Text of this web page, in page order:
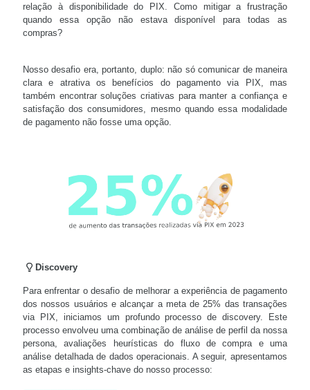
relação à disponibilidade do PIX. Como mitigar a frustração
quando essa opção não estava disponível para todas as
compras?
Nosso desafio era, portanto, duplo: não só comunicar de maneira
clara e atrativa os benefícios do pagamento via PIX, mas
também encontrar soluções criativas para manter a confiança e
satisfação dos consumidores, mesmo quando essa modalidade
de pagamento não fosse uma opção.
Discovery
Para enfrentar o desafio de melhorar a experiência de pagamento
dos nossos usuários e alcançar a meta de 25% das transações
via PIX, iniciamos um profundo processo de discovery. Este
processo envolveu uma combinação de análise de perfil da nossa
persona, avaliações heurísticas do fluxo de compra e uma
análise detalhada de dados operacionais. A seguir, apresentamos
as etapas e insights-chave do nosso processo: